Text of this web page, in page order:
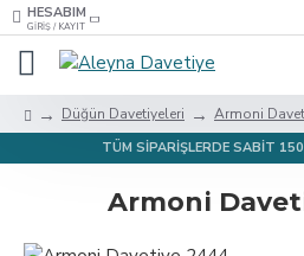
HESABIM
GIRIŞ / KAYIT
Düğün Davetiyeleri Armoni
TÜM SİPARİŞLERDE SABİT
Armoni